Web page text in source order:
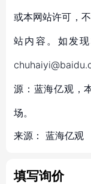
或本网站许可，
站内容。如发
源：蓝海亿观，
场。
来源： 蓝海亿观
填写询价